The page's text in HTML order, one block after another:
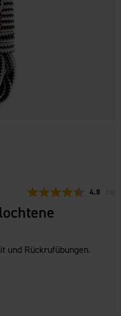
4.8 18
und Rückrufübungen.